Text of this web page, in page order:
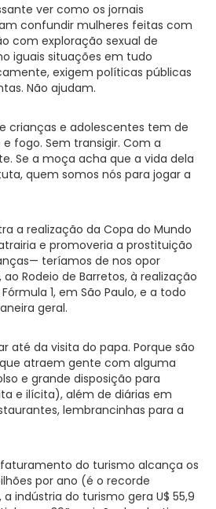
ver como os jornais
confundir mulheres feitas com
com exploração sexual de
iguais situações em tudo
exigem políticas públicas
Não ajudam.
crianças e adolescentes tem de
fogo. Sem transigir. Com a
Se a moça acha que a vida dela
quem somos nós para jogar a
a realização da Copa do Mundo
e promoveria a prostituição
teríamos de nos opor
Rodeio de Barretos, à realização
1, em São Paulo, e a todo
geral.
até da visita do papa. Porque são
atraem gente com alguma
e grande disposição para
e ilícita), além de diárias em
lembrancinhas para a
faturamento do turismo alcança os
por ano (é o recorde
a indústria do turismo gera U$ 55,9